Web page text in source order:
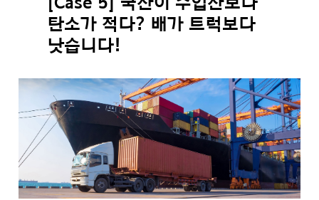
탄소가 적다? 배가 트럭보다
낫습니다!